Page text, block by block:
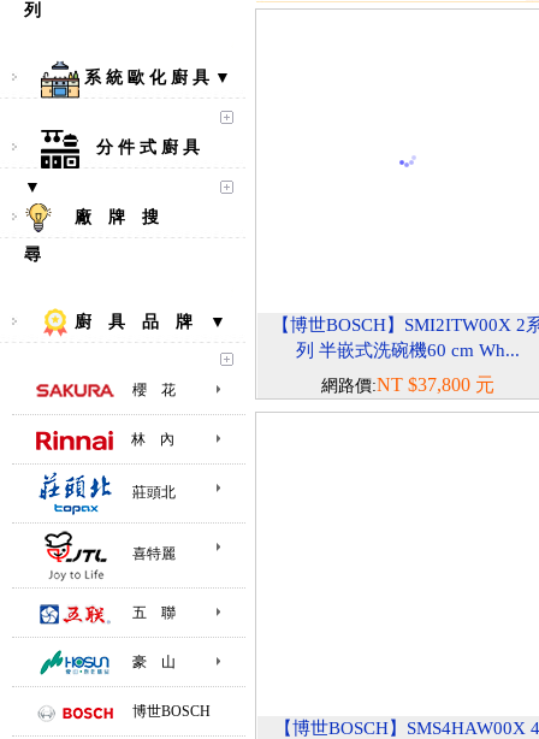
列
系 統 歐 化 廚 具 ▼
分 件 式 廚 具
▼
廠 牌 搜
尋
廚 具 品 牌 ▼
櫻 花
林 內
莊頭北
喜特麗
五 聯
豪 山
博世BOSCH
【博世BOSCH】SMI2ITW00X 2
列 半嵌式洗碗機60 cm Wh...
網路價:NT $37,800 元
【博世BOSCH】SMS4HAW00X